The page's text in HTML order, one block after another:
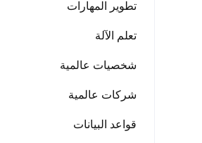
تطوير المهارات
تعلم الآلة
شخصيات عالمية
شركات عالمية
قواعد البيانات